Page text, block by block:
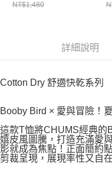
CH012783G057
NT$1,480
詳細說明
Cotton Dry 舒適快乾系列
Booby Bird × 愛與冒險！
這款T恤將CHUMS經典的
嬉皮風圖騰，打造充滿愛
影就成為焦點！正面簡約
剪裁呈現，展現率性又自